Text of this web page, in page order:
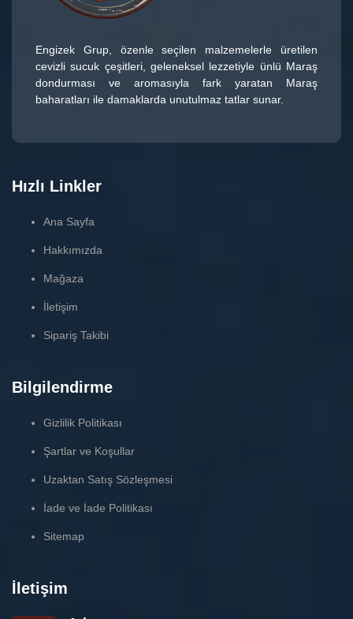
Engizek Grup, özenle seçilen malzemelerle üretilen
cevizli sucuk çeşitleri, geleneksel lezzetiyle ünlü Maraş
dondurması ve aromasıyla fark yaratan Maraş
baharatları ile damaklarda unutulmaz tatlar sunar.
Hızlı Linkler
Ana Sayfa
Hakkımızda
Mağaza
İletişim
Sipariş Takibi
Bilgilendirme
Gizlilik Politikası
Şartlar ve Koşullar
Uzaktan Satış Sözleşmesi
İade ve İade Politikası
Sitemap
İletişim